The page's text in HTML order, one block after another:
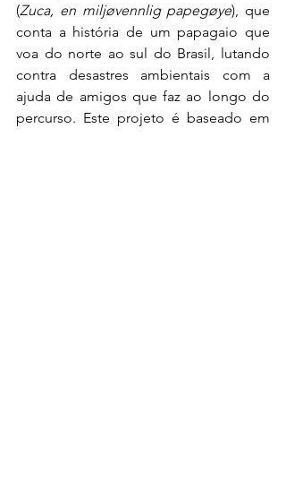
(Zuca, en miljøvennlig papegøye), que
conta a história de um papagaio que
voa do norte ao sul do Brasil, lutando
contra desastres ambientais com a
ajuda de amigos que faz ao longo do
percurso. Este projeto é baseado em